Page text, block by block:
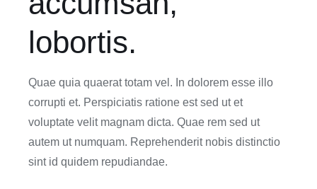
lobortis.
Quae quia quaerat totam vel. In dolorem esse illo
corrupti et. Perspiciatis ratione est sed ut et
voluptate velit magnam dicta. Quae rem sed ut
autem ut numquam. Reprehenderit nobis distinctio
sint id quidem repudiandae.